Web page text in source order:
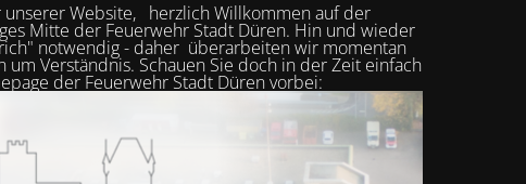
unserer Website, herzlich Willkommen auf der
Mitte der Feuerwehr Stadt Düren. Hin und wieder
notwendig - daher überarbeiten wir momentan
Verständnis. Schauen Sie doch in der Zeit einfach
der Feuerwehr Stadt Düren vorbei: